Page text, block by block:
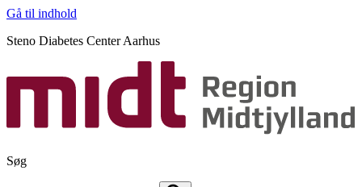
Gå til indhold
Steno Diabetes Center Aarhus
Søg